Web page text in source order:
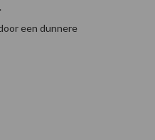
een dunnere